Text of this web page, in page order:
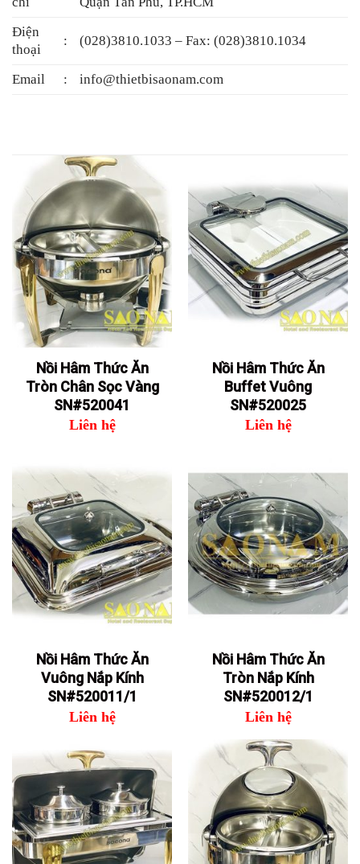
Điện
thoại
: (028)3810.1033 – Fax: (028)3810.1034
Email : info@thietbisaonam.com
Nồi Hâm Thức Ăn
Tròn Chân Sọc Vàng
SN#520041
Liên hệ
Nồi Hâm Thức Ăn
Buffet Vuông
SN#520025
Liên hệ
Nồi Hâm Thức Ăn
Vuông Nắp Kính
SN#520011/1
Liên hệ
Nồi Hâm Thức Ăn
Tròn Nắp Kính
SN#520012/1
Liên hệ